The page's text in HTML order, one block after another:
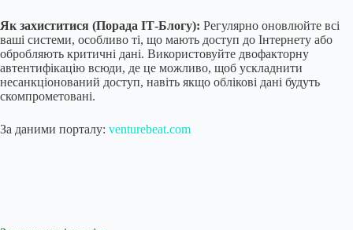
Як захиститися (Порада ІТ-Блогу): Регулярно оновлюйте всі
ваші системи, особливо ті, що мають доступ до Інтернету або
обробляють критичні дані. Використовуйте двофакторну
автентифікацію всюди, де це можливо, щоб ускладнити
несанкціонований доступ, навіть якщо облікові дані будуть
скомпрометовані.
За даними порталу: venturebeat.com